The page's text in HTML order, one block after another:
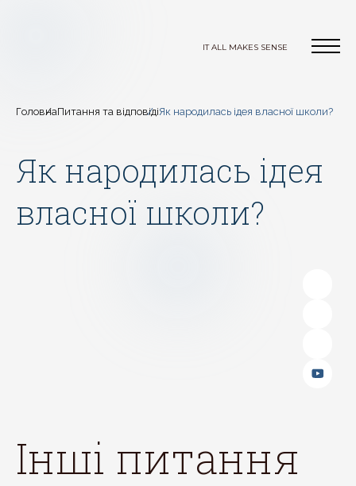
IT ALL MAKES SENSE
ГоловнаПитання та відповідіЯк народилась ідея власної школи?
Як народилась ідея
власної школи?
інші питання